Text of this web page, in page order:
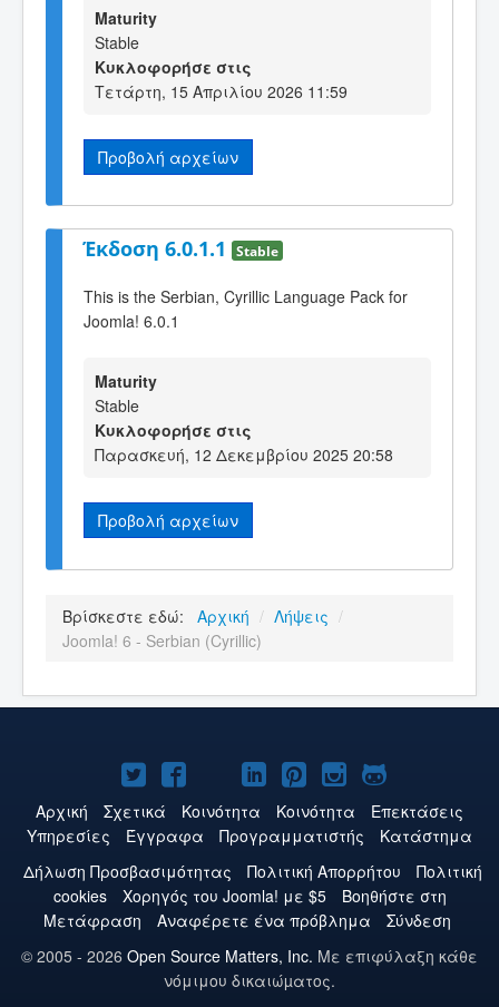
Maturity
Stable
Κυκλοφορήσε στις
Τετάρτη, 15 Απριλίου 2026 11:59
Προβολή αρχείων
Έκδοση 6.0.1.1 Stable
This is the Serbian, Cyrillic Language Pack for
Joomla! 6.0.1
Maturity
Stable
Κυκλοφορήσε στις
Παρασκευή, 12 Δεκεμβρίου 2025 20:58
Προβολή αρχείων
Βρίσκεστε εδώ: Αρχική / Λήψεις /
Joomla! 6 - Serbian (Cyrillic)
Το
Joomla!
στο
Twitter
Το
Joomla!
στο
Facebook
Joomla!
στο
YouTube
Το
Joomla!
στο
LinkedIn
Το
Joomla!
στο
Pinterest
Το
Joomla!
στο
Instagram
Το
Joomla!
στο
GitHub
Αρχική Σχετικά Κοινότητα Κοινότητα
Επεκτάσεις
Υπηρεσίες
Έγγραφα Προγραμματιστής
Κατάστημα
Δήλωση Προσβασιμότητας
Πολιτική Aπορρήτου
Πολιτική
cookies
Χορηγός του Joomla! με $5
Βοηθήστε στη
Μετάφραση
Αναφέρετε ένα πρόβλημα
Σύνδεση
© 2005 - 2026 Open Source Matters, Inc. Με επιφύλαξη κάθε
νόμιμου δικαιώµατος.